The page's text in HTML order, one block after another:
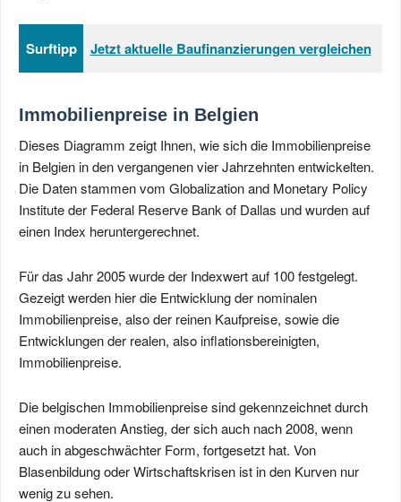
Surftipp Jetzt aktuelle Baufinanzierungen vergleichen
Immobilienpreise in Belgien
Dieses Diagramm zeigt Ihnen, wie sich die Immobilienpreise
in Belgien in den vergangenen vier Jahrzehnten entwickelten.
Die Daten stammen vom Globalization and Monetary Policy
Institute der Federal Reserve Bank of Dallas und wurden auf
einen Index heruntergerechnet.
Für das Jahr 2005 wurde der Indexwert auf 100 festgelegt.
Gezeigt werden hier die Entwicklung der nominalen
Immobilienpreise, also der reinen Kaufpreise, sowie die
Entwicklungen der realen, also inflationsbereinigten,
Immobilienpreise.
Die belgischen Immobilienpreise sind gekennzeichnet durch
einen moderaten Anstieg, der sich auch nach 2008, wenn
auch in abgeschwächter Form, fortgesetzt hat. Von
Blasenbildung oder Wirtschaftskrisen ist in den Kurven nur
wenig zu sehen.